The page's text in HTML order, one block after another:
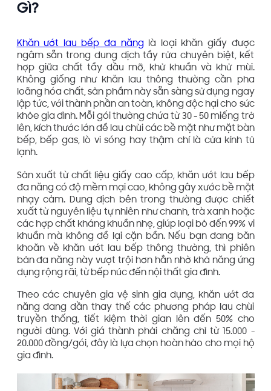
Gì?
Khăn ướt lau bếp đa năng là loại khăn giấy được
ngâm sẵn trong dung dịch tẩy rửa chuyên biệt, kết
hợp giữa chất tẩy dầu mỡ, khử khuẩn và khử mùi.
Không giống như khăn lau thông thường cần pha
loãng hóa chất, sản phẩm này sẵn sàng sử dụng ngay
lập tức, với thành phần an toàn, không độc hại cho sức
khỏe gia đình. Mỗi gói thường chứa từ 30 - 50 miếng trở
lên, kích thước lớn để lau chùi các bề mặt như mặt bàn
bếp, bếp gas, lò vi sóng hay thậm chí là cửa kính tủ
lạnh.
Sản xuất từ chất liệu giấy cao cấp, khăn ướt lau bếp
đa năng có độ mềm mại cao, không gây xước bề mặt
nhạy cảm. Dung dịch bên trong thường được chiết
xuất từ nguyên liệu tự nhiên như chanh, trà xanh hoặc
các hợp chất kháng khuẩn nhẹ, giúp loại bỏ đến 99% vi
khuẩn mà không để lại cặn bẩn. Nếu bạn đang băn
khoăn về khăn ướt lau bếp thông thường, thì phiên
bản đa năng này vượt trội hơn hẳn nhờ khả năng ứng
dụng rộng rãi, từ bếp núc đến nội thất gia đình.
Theo các chuyên gia vệ sinh gia dụng, khăn ướt đa
năng đang dần thay thế các phương pháp lau chùi
truyền thống, tiết kiệm thời gian lên đến 50% cho
người dùng. Với giá thành phải chăng chỉ từ 15.000 -
20.000 đồng/gói, đây là lựa chọn hoàn hảo cho mọi hộ
gia đình.